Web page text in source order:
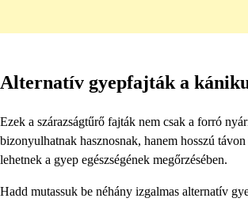
Alternatív gyepfajták a
Ezek a szárazságtűrő fajták nem csak a forró
bizonyulhatnak hasznosnak, hanem hosszú
lehetnek a gyep egészségének megőrzésében.
Hadd mutassuk be néhány izgalmas alternatív